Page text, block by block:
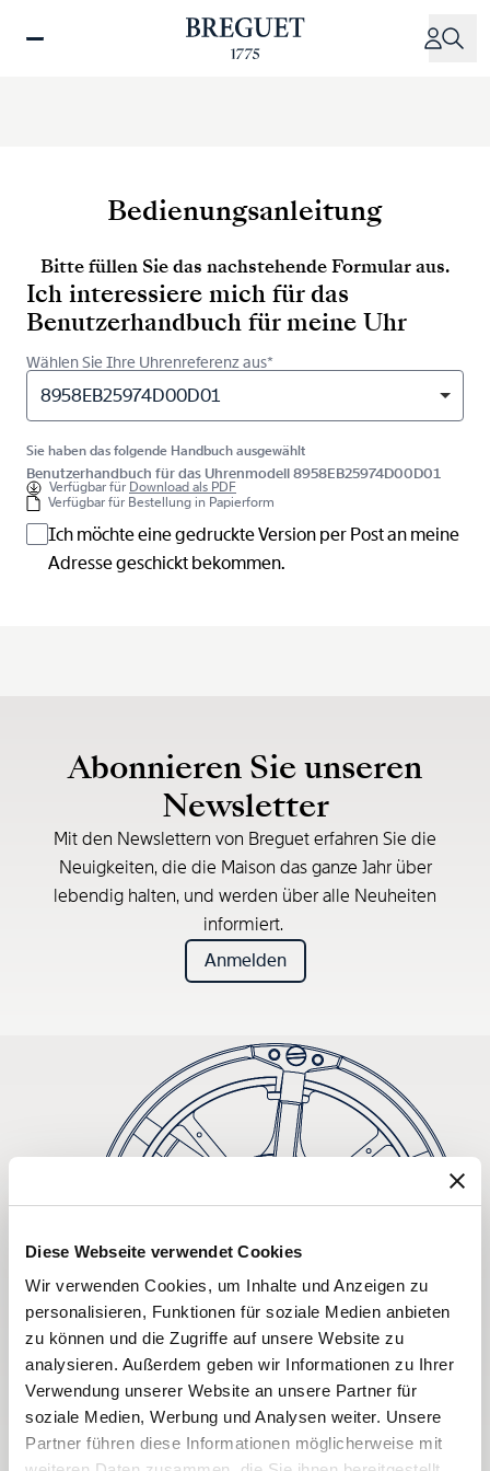
Diese Webseite verwendet Cookies
Wir verwenden Cookies, um Inhalte und Anzeigen zu
personalisieren, Funktionen für soziale Medien anbieten
zu können und die Zugriffe auf unsere Website zu
analysieren. Außerdem geben wir Informationen zu Ihrer
Verwendung unserer Website an unsere Partner für
soziale Medien, Werbung und Analysen weiter. Unsere
Partner führen diese Informationen möglicherweise mit
zum
Bedienungsanleitung
Bitte füllen Sie das nachstehende Formular aus.
Ich interessiere mich für das
Benutzerhandbuch für meine Uhr
Wählen Sie Ihre Uhrenreferenz aus*
8958EB25974D00D01
Sie haben das folgende Handbuch ausgewählt
Benutzerhandbuch für das Uhrenmodell 8958EB25974D00D01
Verfügbar für Download als PDF
Verfügbar für Bestellung in Papierform
Ich möchte eine gedruckte Version per Post an meine
Adresse geschickt bekommen.
Abonnieren Sie unseren
Newsletter
Mit den Newslettern von Breguet erfahren Sie die
Neuigkeiten, die die Maison das ganze Jahr über
lebendig halten, und werden über alle Neuheiten
informiert.
Anmelden